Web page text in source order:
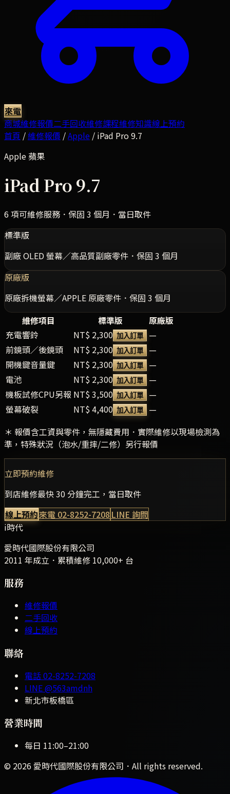
來電
商城維修報價二手回收維修課程維修知識線上預約
首頁 /維修報價 /Apple / iPad Pro 9.7
Apple 蘋果
iPad Pro 9.7
6項可維修服務．保固 3 個月．當日取件
標準版
副廠 OLED 螢幕／高品質副廠零件．保固 3 個月
原廠版
原廠拆機螢幕／APPLE 原廠零件．保固 3 個月
維修項目
標準版
原廠版
充電響鈴
NT$ 2,300 加入訂單
—
前鏡頭／後鏡頭
NT$ 2,300 加入訂單
—
開機鍵音量鍵
NT$ 2,300 加入訂單
—
電池
NT$ 2,300 加入訂單
—
機板試修CPU另報 NT$ 3,500 加入訂單
—
螢幕破裂
NT$ 4,400 加入訂單
—
＊ 報價含工資與零件，無隱藏費用．實際維修以現場檢測為
準，特殊狀況（泡水/重摔/二修）另行報價
立即預約維修
到店維修最快 30 分鐘完工，當日取件
線上預約來電 02-8252-7208 LINE 詢問
i時代
愛時代國際股份有限公司
2011 年成立．累積維修 10,000+ 台
服務
維修報價
二手回收
線上預約
聯絡
電話02-8252-7208
LINE@563amdnh
新北市板橋區
營業時間
每日 11:00–21:00
© 2026 愛時代國際股份有限公司 ．All rights reserved.